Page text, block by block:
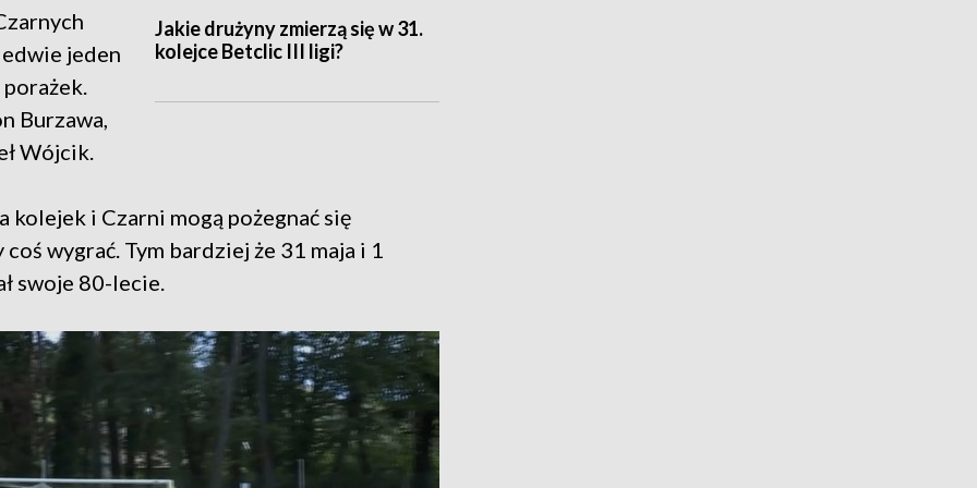
Jakie drużyny zmierzą się w 31.
kolejce Betclic III ligi?
jeden
Burzawa,
Wójcik.
kolejek i Czarni mogą pożegnać się
wygrać. Tym bardziej że 31 maja i 1
swoje 80-lecie.